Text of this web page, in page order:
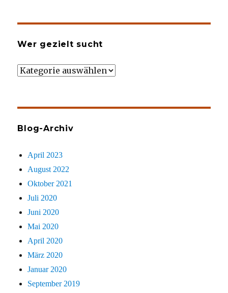
Wer gezielt sucht
Wer
Blog-Archiv
April 2023
August 2022
Oktober 2021
Juli 2020
Juni 2020
Mai 2020
April 2020
März 2020
Januar 2020
September 2019